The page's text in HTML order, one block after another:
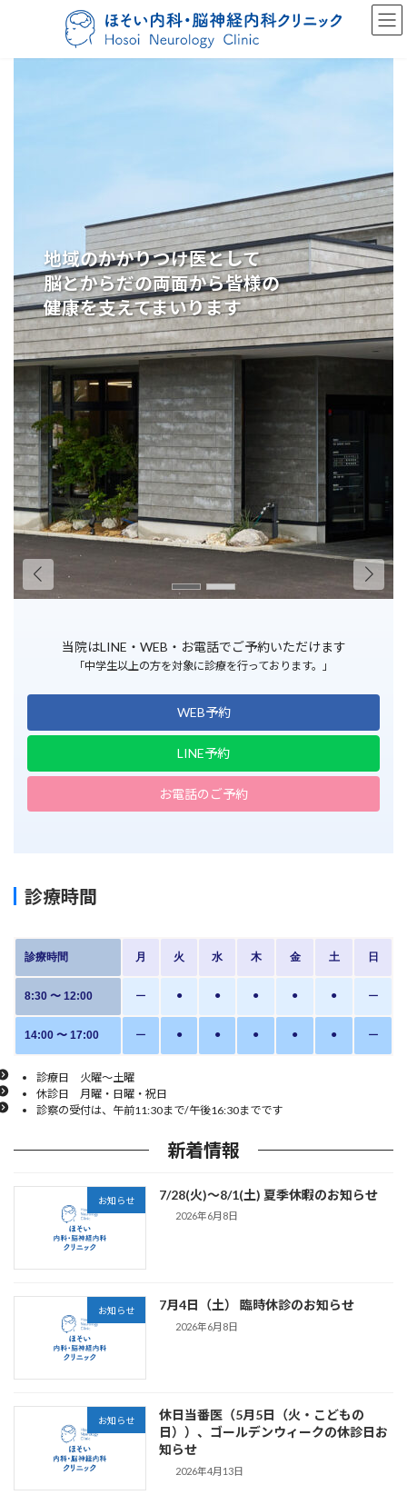
地域のかかりつけ医として
脳とからだの両面から皆様の
健康を支えてまいります
地域のかかりつけ医として
脳とからだの両面から皆様の
健康を支えてまいります
当院はLINE・WEB・お電話でご予約いただけます
「中学生以上の方を対象に診療を行っております。」
WEB予約
LINE予約
お電話のご予約
診療時間
診療時間 月 火 水 木 金 土 日
8:30 〜 12:00 ー ● ● ● ● ● ー
14:00 〜 17:00 ー ● ● ● ● ● ー
診療日 火曜〜土曜
休診日 月曜・日曜・祝日
診察の受付は、午前11:30まで/午後16:30までです
新着情報
お知らせ 7/28(火)～8/1(土) 夏季休暇のお知らせ
2026年6月8日
お知らせ 7月4日（土） 臨時休診のお知らせ
2026年6月8日
お知らせ
休日当番医（5月5日（火・こどもの
日））、ゴールデンウィークの休診日お
知らせ
2026年4月13日